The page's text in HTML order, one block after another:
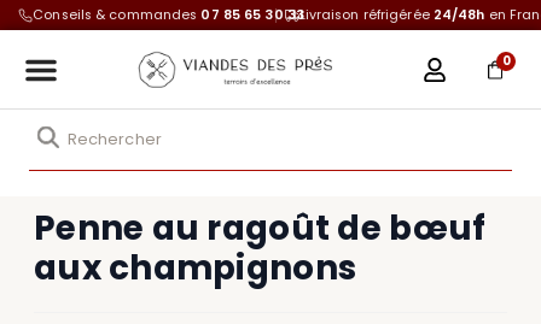
Conseils & commandes 07 85 65 30 33Livraison réfrigérée 24/48h en
0
Penne au ragoût de bœuf
aux champignons